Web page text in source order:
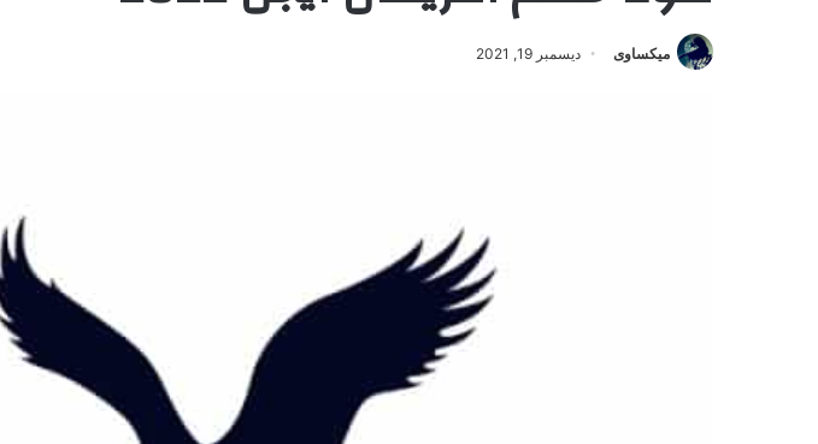
ميكساوى ديسمبر 19, 2021